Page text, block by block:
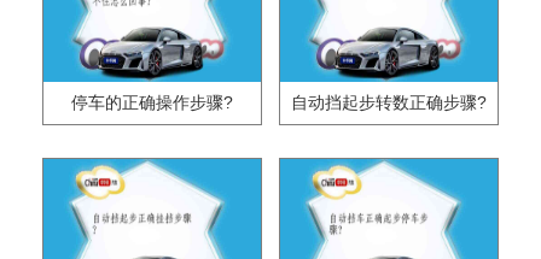
停车的正确操作步骤? 自动挡起步转数正确步骤?